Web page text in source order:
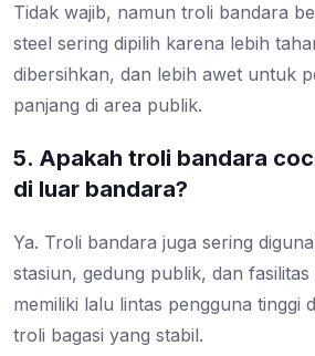
Tidak wajib, namun troli bandara
steel sering dipilih karena lebih
dibersihkan, dan lebih awet untuk
panjang di area publik.
5. Apakah troli bandara
di luar bandara?
Ya. Troli bandara juga sering
stasiun, gedung publik, dan
memiliki lalu lintas pengguna tinggi
troli bagasi yang stabil.